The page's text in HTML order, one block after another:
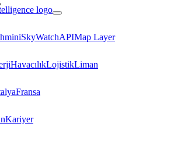
SkyWatchAPIMap Layer
HavacılıkLojistikLiman
Fransa
Kariyer